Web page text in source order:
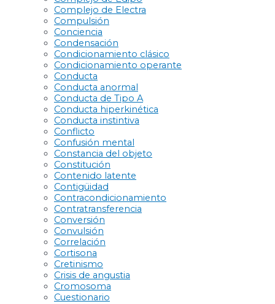
Complejo de Electra
Compulsión
Conciencia
Condensación
Condicionamiento clásico
Condicionamiento operante
Conducta
Conducta anormal
Conducta de Tipo A
Conducta hiperkinética
Conducta instintiva
Conflicto
Confusión mental
Constancia del objeto
Constitución
Contenido latente
Contigüidad
Contracondicionamiento
Contratransferencia
Conversión
Convulsión
Correlación
Cortisona
Cretinismo
Crisis de angustia
Cromosoma
Cuestionario